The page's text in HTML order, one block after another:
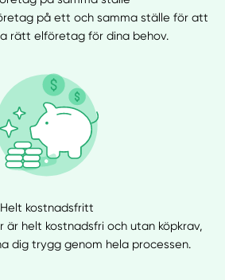
på ett och samma ställe för att
rätt elföretag för dina behov.
Helt kostnadsfritt
är helt kostnadsfri och utan köpkrav,
dig trygg genom hela processen.